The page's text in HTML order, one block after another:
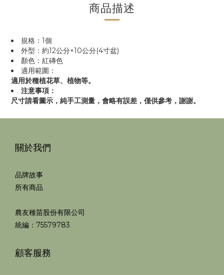
商品描述
規格：1個
外型：約12公分×10公分(4寸盆)
顏色：紅磚色
適用範圍：
適用於種植花草、植物等。
注意事項：
尺寸請看圖示，純手工測量，會略有誤差，僅供參考，謝謝。
關於我們
品牌故事
所有商品
農友種苗股份有限公司
統編：75579783
顧客服務